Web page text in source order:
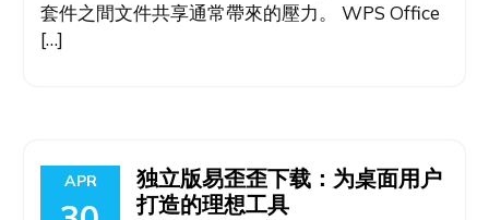
套件之間文件共享通常帶來的壓力。 WPS Office
[…]
APR
独立版易歪歪下载：为桌面用户
打造的理想工具